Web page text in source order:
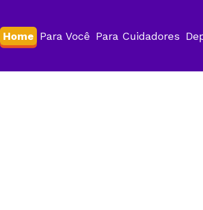
Home Para Você Para Cuidadores